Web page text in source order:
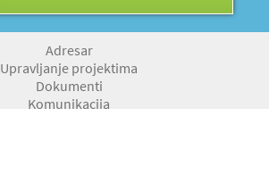
Adresar
Upravljanje projektima
Dokumenti
Komunikacija